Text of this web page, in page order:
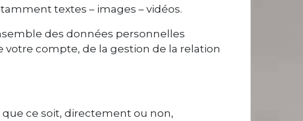
textes – images – vidéos.
des données personnelles
votre compte, de la gestion de la relation
ce soit, directement ou non,